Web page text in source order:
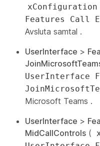
Features Call
Avsluta samtal .
UserInterface >
UserInterface
Microsoft Teams .
UserInterface >
MidCallControls (